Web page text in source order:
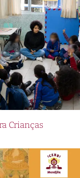
Crianças